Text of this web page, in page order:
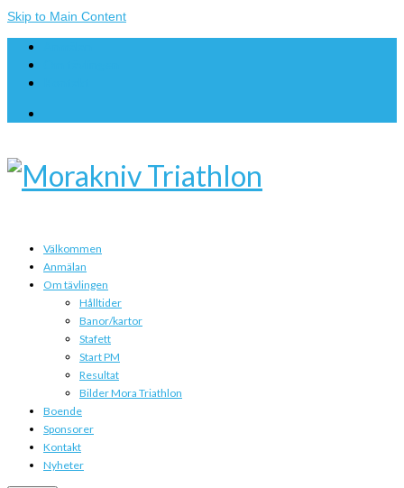
Skip to Main Content
Välkommen
Anmälan
Om tävlingen
Hålltider
Banor/kartor
Stafett
Start PM
Resultat
Bilder Mora Triathlon
Boende
Sponsorer
Kontakt
Nyheter